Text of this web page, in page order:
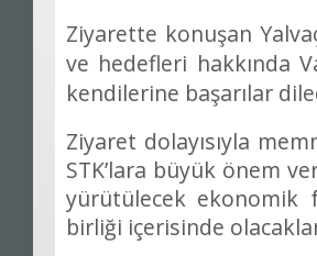
Ziyarette konuşan
ve hedefleri hakkında
kendilerine başarılar
Ziyaret dolayısıyla
STK’lara büyük önem
yürütülecek ekonomik
birliği içerisinde